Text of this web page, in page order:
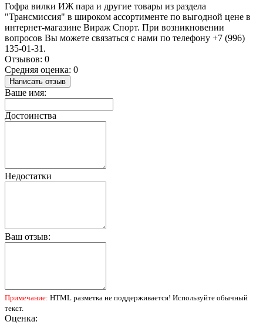
Гофра вилки ИЖ пара и другие товары из раздела
"Трансмиссия" в широком ассортименте по выгодной цене в
интернет-магазине Вираж Спорт. При возникновении
вопросов Вы можете связаться с нами по телефону +7 (996)
135-01-31.
Отзывов: 0
Средняя оценка: 0
Написать отзыв
Ваше имя:
Достоинства
Недостатки
Ваш отзыв:
Примечание: HTML разметка не поддерживается! Используйте обычный
текст.
Оценка: